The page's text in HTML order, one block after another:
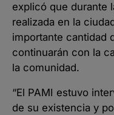
explicó que durante
realizada en la
importante cantidad
continuarán con la
la comunidad.
“El PAMI estuvo
de su existencia y